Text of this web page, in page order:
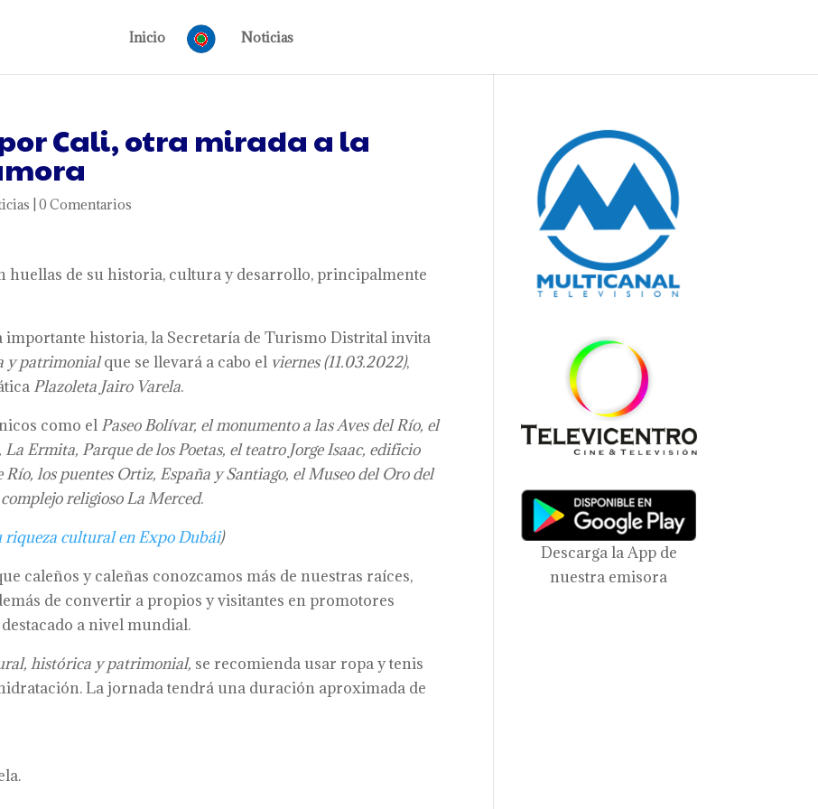
Inicio Noticias
Cali, otra mirada a la
|0 Comentarios
huellas de su historia, cultura y desarrollo, principalmente
importante historia, la Secretaría de Turismo Distrital invita
y patrimonialque se llevará a cabo el viernes (11.03.2022),
Plazoleta Jairo Varela.
como el Paseo Bolívar, el monumento a las Aves del Río, el
Ermita, Parque de los Poetas, el teatro Jorge Isaac, edificio
los puentes Ortiz, España y Santiago, el Museo del Oro del
religioso La Merced.
riqueza cultural en Expo Dubái)
caleños y caleñas conozcamos más de nuestras raíces,
de convertir a propios y visitantes en promotores
a nivel mundial.
histórica y patrimonial, se recomienda usar ropa y tenis
La jornada tendrá una duración aproximada de
Descarga la App de
nuestra emisora